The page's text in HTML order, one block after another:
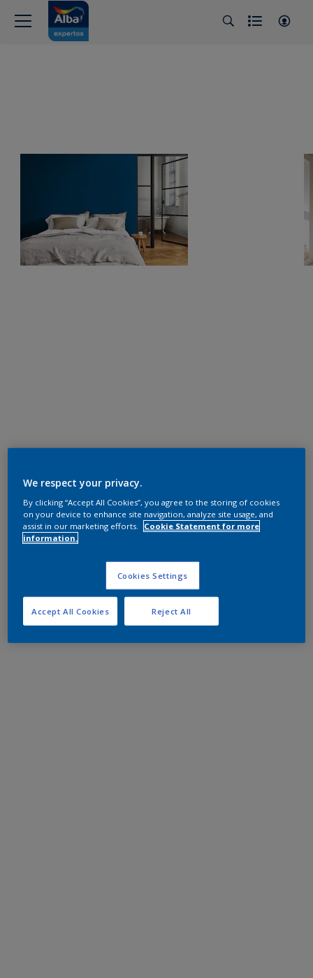
We respect your privacy.
By clicking “Accept All Cookies”, you agree to the storing of cookies
on your device to enhance site navigation, analyze site usage, and
assist in our marketing efforts.
Cookie Statement for more
information.
Cookies Settings
Reject All
Accept All Cookies